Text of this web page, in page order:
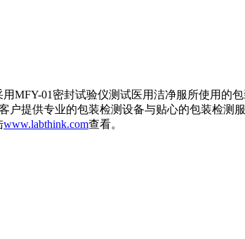
MFY-01密封试验仪测试医用洁净服所使用的
提供专业的包装检测设备与贴心的包装检测
www.labthink.com查看。